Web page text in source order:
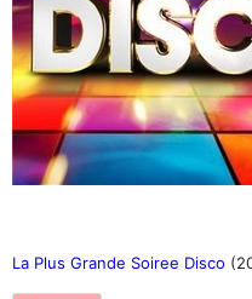
La Plus Grande Soiree Disco